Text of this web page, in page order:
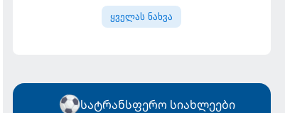
სეზონის პირველ
მატჩში
ყველას ნახვა
სატრანსფერო სიახლეები